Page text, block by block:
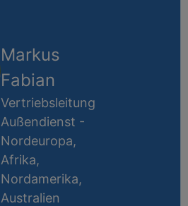
Markus
Fabian
Vertriebsleitung
Außendienst -
Nordeuropa,
Afrika,
Nordamerika,
Australien